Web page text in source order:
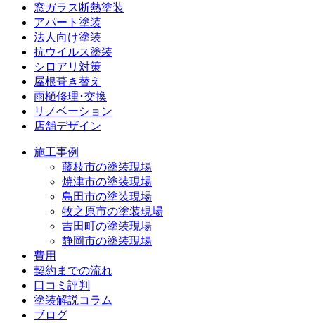
窓ガラス断熱塗装
アパート塗装
法人向け塗装
抗ウイルス塗装
シロアリ対策
屋根葺き替え
雨樋修理･交換
リノベーション
店舗デザイン
施工事例
藤枝市の塗装現場
焼津市の塗装現場
島田市の塗装現場
牧之原市の塗装現場
吉田町の塗装現場
静岡市の塗装現場
費用
契約までの流れ
口コミ評判
塗装解説コラム
ブログ